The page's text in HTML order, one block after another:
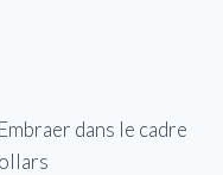
dans le cadre